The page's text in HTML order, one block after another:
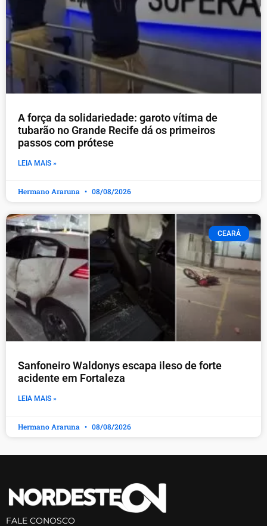
A força da solidariedade: garoto vítima de
tubarão no Grande Recife dá os primeiros
passos com prótese
LEIA MAIS »
Hermano Araruna 08/08/2026
CEARÁ
Sanfoneiro Waldonys escapa ileso de forte
acidente em Fortaleza
LEIA MAIS »
Hermano Araruna 08/08/2026
FALE CONOSCO